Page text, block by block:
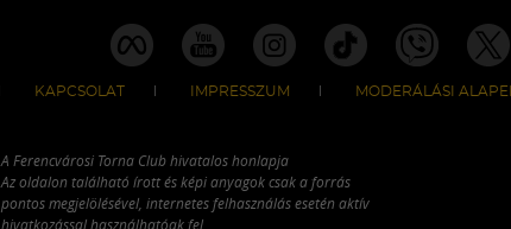
KAPCSOLAT IMPRESSZUM MODERÁLÁSI
A Ferencvárosi Torna Club hivatalos honlapja
Az oldalon található írott és képi anyagok csak a forrás
pontos megjelölésével, internetes felhasználás esetén aktív
hivatkozással használhatóak fel.